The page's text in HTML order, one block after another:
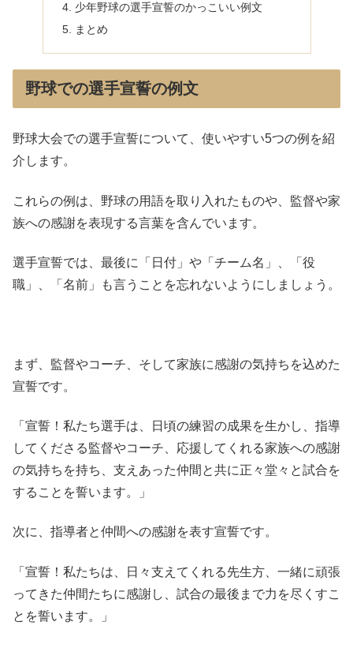
少年野球の選手宣誓のかっこいい例文
まとめ
野球での選手宣誓の例文
野球大会での選手宣誓について、使いやすい5つの例を紹
介します。
これらの例は、野球の用語を取り入れたものや、監督や家
族への感謝を表現する言葉を含んでいます。
選手宣誓では、最後に「日付」や「チーム名」、「役
職」、「名前」も言うことを忘れないようにしましょう。
まず、監督やコーチ、そして家族に感謝の気持ちを込めた
宣誓です。
「宣誓！私たち選手は、日頃の練習の成果を生かし、指導
してくださる監督やコーチ、応援してくれる家族への感謝
の気持ちを持ち、支えあった仲間と共に正々堂々と試合を
することを誓います。」
次に、指導者と仲間への感謝を表す宣誓です。
「宣誓！私たちは、日々支えてくれる先生方、一緒に頑張
ってきた仲間たちに感謝し、試合の最後まで力を尽くすこ
とを誓います。」